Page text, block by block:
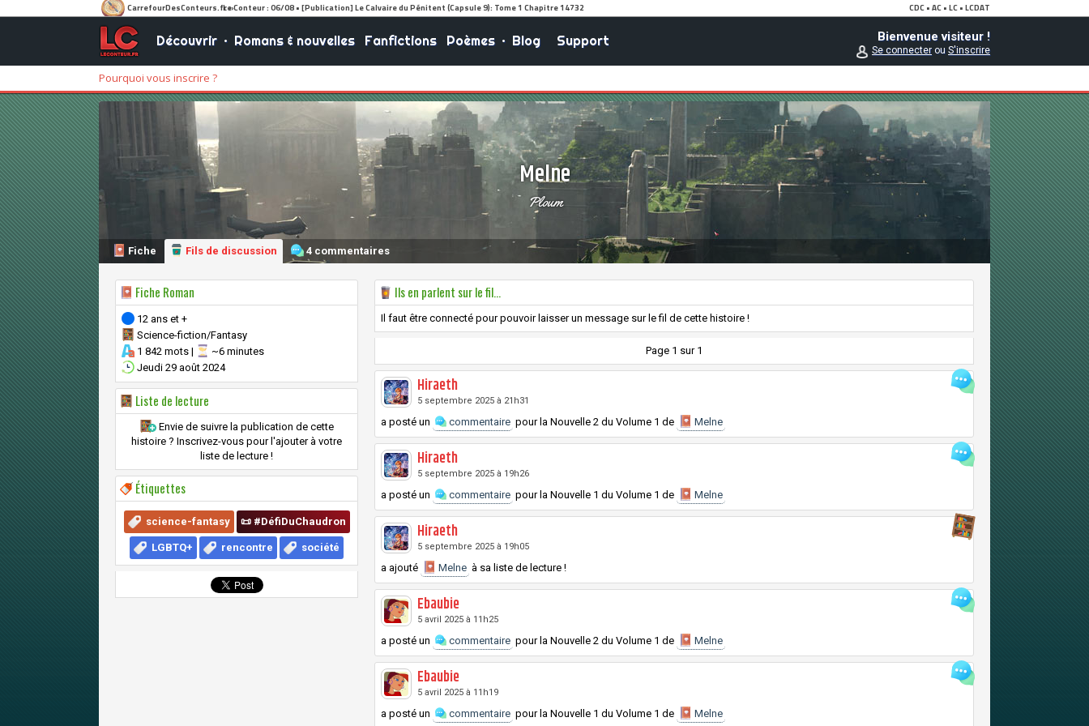
Découvrir• Romans & nouvelles Fanfictions Poèmes• Blog Support Bienvenue visiteur !
Se connecterou S'inscrire
Pourquoi vous inscrire ?
Melne
Ploum
Fiche Fils de discussion 4 commentaires
Fiche Roman
12 ans et +
Science-fiction/Fantasy
1 842 mots |
~6 minutes
Jeudi 29 août 2024
Liste de lecture
Envie de suivre la publication de cette
histoire ? Inscrivez-vous pour l'ajouter à votre
liste de lecture !
Étiquettes
science-fantasy 📜 #DéfiDuChaudron
LGBTQ+ rencontre société
Ils en parlent sur le fil...
Il faut être connecté pour pouvoir laisser un message sur le fil de cette histoire !
Page 1 sur 1
Hiraeth
5 septembre 2025 à 21h31
a posté un commentaire pour la Nouvelle 2 du Volume 1 de Melne
Hiraeth
5 septembre 2025 à 19h26
a posté un commentaire pour la Nouvelle 1 du Volume 1 de Melne
Hiraeth
5 septembre 2025 à 19h05
a ajouté Melne à sa liste de lecture !
Ebaubie
5 avril 2025 à 11h25
a posté un commentaire pour la Nouvelle 2 du Volume 1 de Melne
Ebaubie
5 avril 2025 à 11h19
a posté un commentaire pour la Nouvelle 1 du Volume 1 de Melne